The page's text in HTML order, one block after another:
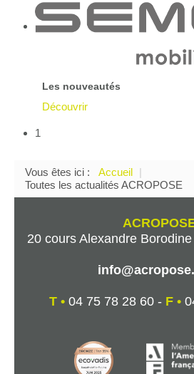
Les nouveautés
Découvrir
1
Vous êtes ici : Accueil |
Toutes les actualités ACROPOSE
20 cours Alexandre
T •04 75 78 28 60 - F •